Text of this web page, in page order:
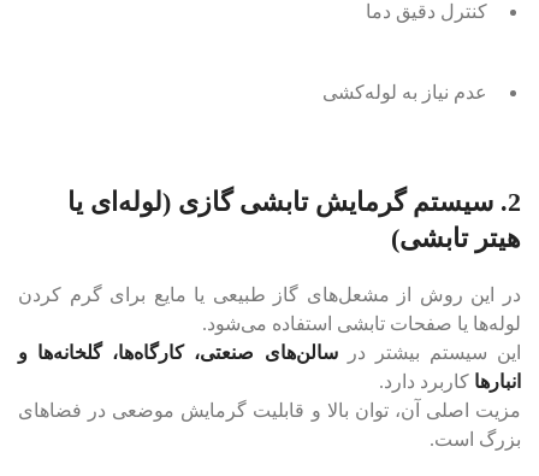
کنترل دقیق دما
عدم نیاز به لوله‌کشی
2. سیستم گرمایش تابشی گازی (لوله‌ای یا
هیتر تابشی)
در این روش از مشعل‌های گاز طبیعی یا مایع برای گرم کردن
لوله‌ها یا صفحات تابشی استفاده می‌شود.
این سیستم بیشتر درسالن‌های صنعتی، کارگاه‌ها، گلخانه‌ها و
انبارها کاربرد دارد.
مزیت اصلی آن، توان بالا و قابلیت گرمایش موضعی در فضاهای
بزرگ است.